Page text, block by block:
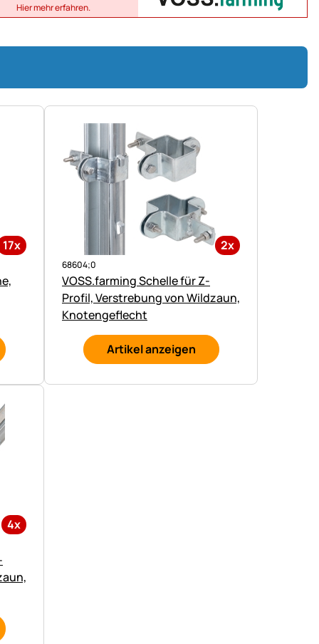
Hier mehr erfahren.
17x 2x
68604;0
VOSS.farming Schelle für Z-
Profil, Verstrebung von Wildzaun,
Knotengeflecht
Artikel anzeigen
4x